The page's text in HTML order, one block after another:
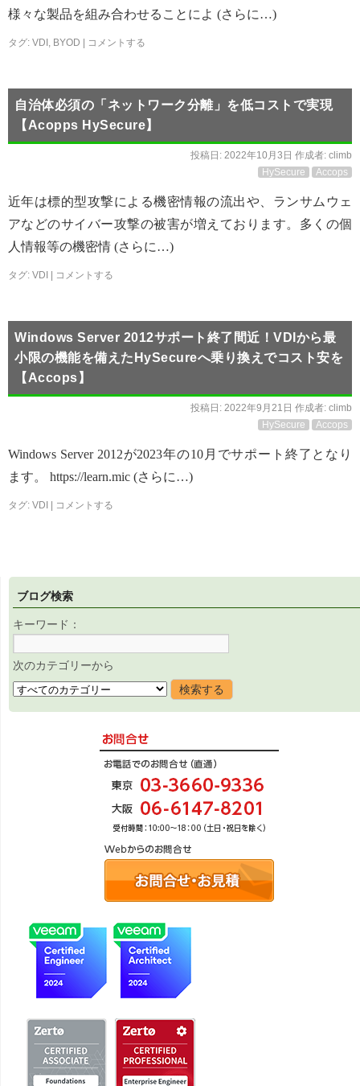
様々な製品を組み合わせることによ (さらに…)
タグ: VDI , BYOD コメントする
自治体必須の「ネットワーク分離」を低コストで実現
【Acopps HySecure】
投稿日: 2022年10月3日 作成者: climb
HySecure
Accops
近年は標的型攻撃による機密情報の流出や、ランサムウェ
アなどのサイバー攻撃の被害が増えております。多くの個
人情報等の機密情 (さらに…)
タグ: VDI コメントする
Windows Server 2012サポート終了間近！VDIから最
小限の機能を備えたHySecureへ乗り換えでコスト安を
【Accops】
投稿日: 2022年9月21日 作成者: climb
HySecure
Accops
Windows Server 2012が2023年の10月でサポート終了となり
ます。 https://learn.mic (さらに…)
タグ: VDI コメントする
ブログ検索
キーワード：
次のカテゴリーから